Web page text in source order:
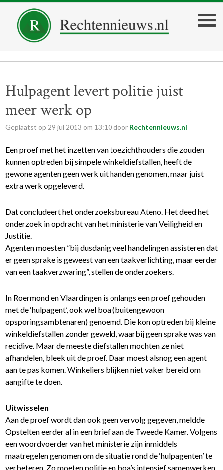
Hulpagent levert politie juist
meer werk op
Geplaatst op 29 jul 2013 om 13:10 door Rechtennieuws.nl
Een proef met het inzetten van toezichthouders die zouden
kunnen optreden bij simpele winkeldiefstallen, heeft de
gewone agenten geen werk uit handen genomen, maar juist
extra werk opgeleverd.
Dat concludeert het onderzoeksbureau Ateno. Het deed het
onderzoek in opdracht van het ministerie van Veiligheid en
Justitie.
Agenten moesten ”bij dusdanig veel handelingen assisteren dat
er geen sprake is geweest van een taakverlichting, maar eerder
van een taakverzwaring”, stellen de onderzoekers.
In Roermond en Vlaardingen is onlangs een proef gehouden
met de ‘hulpagent’, ook wel boa (buitengewoon
opsporingsambtenaren) genoemd. Die kon optreden bij kleine
winkeldiefstallen zonder geweld, waarbij geen sprake was van
recidive. Maar de meeste diefstallen mochten ze niet
afhandelen, bleek uit de proef. Daar moest alsnog een agent
aan te pas komen. Winkeliers blijken niet vaker bereid om
aangifte te doen.
Uitwisselen
Aan de proef wordt dan ook geen vervolg gegeven, meldde
Opstelten eerder al in een brief aan de Tweede Kamer. Volgens
een woordvoerder van het ministerie zijn inmiddels
maatregelen genomen om de situatie rond de ‘hulpagenten’ te
verbeteren. Zo moeten politie en boa’s intensief samenwerken